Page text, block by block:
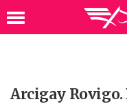
Arcigay